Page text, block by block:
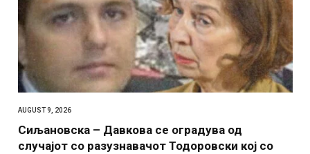
AUGUST 9, 2026
Сиљановска – Давкова се оградува од
случајот со разузнавачот Тодоровски кој со